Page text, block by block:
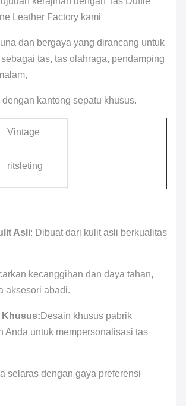
Leather Factory kami
dan bergaya yang dirancang untuk
tas, tas olahraga, pendamping
kantong sepatu khusus.
Vintage
ritsleting
Terima Logo
Disesuaikan
Asli: Dibuat dari kulit asli berkualitas
kecanggihan dan daya tahan,
aksesori abadi.
Khusus: Desain khusus pabrik
Anda untuk mempersonalisasi tas
selaras dengan gaya preferensi